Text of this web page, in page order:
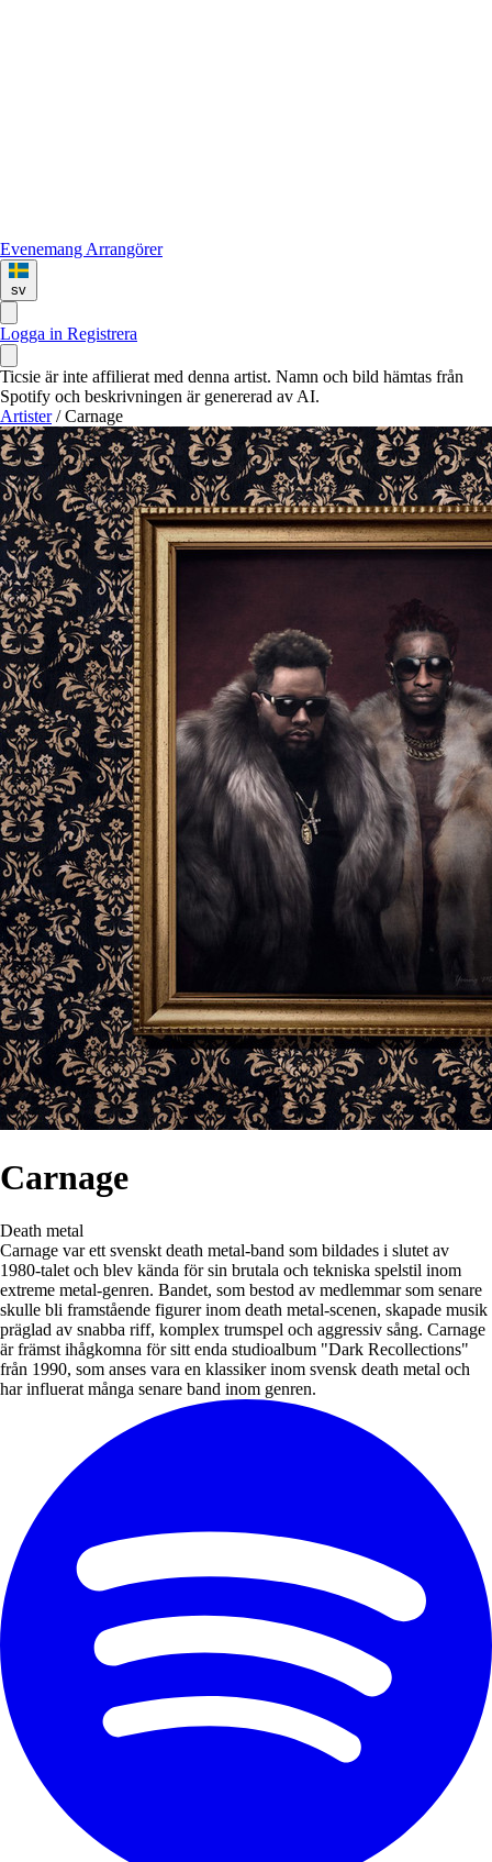
Evenemang Arrangörer
sv
Logga in Registrera
Ticsie är inte affilierat med denna artist. Namn och bild hämtas från
Spotify och beskrivningen är genererad av AI.
Artister / Carnage
Carnage
Death metal
Carnage var ett svenskt death metal-band som bildades i slutet av
1980-talet och blev kända för sin brutala och tekniska spelstil inom
extreme metal-genren. Bandet, som bestod av medlemmar som senare
skulle bli framstående figurer inom death metal-scenen, skapade musik
präglad av snabba riff, komplex trumspel och aggressiv sång. Carnage
är främst ihågkomna för sitt enda studioalbum "Dark Recollections"
från 1990, som anses vara en klassiker inom svensk death metal och
har influerat många senare band inom genren.